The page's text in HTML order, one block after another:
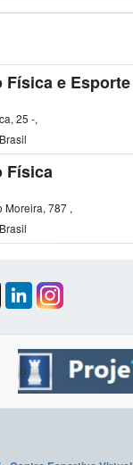
Física e Esporte
25 -,
Física
Moreira, 787 ,